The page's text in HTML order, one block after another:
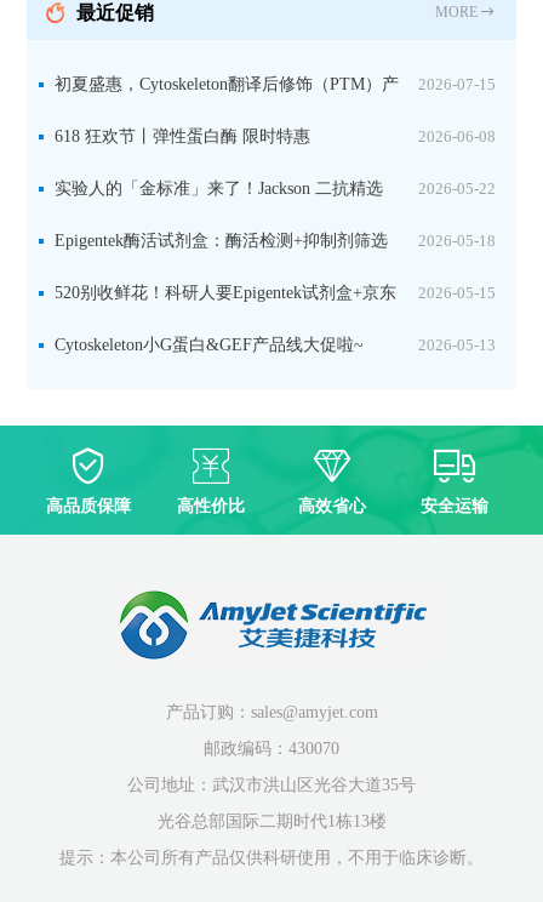
最近促销 MORE
2026-07-15
初夏盛惠，Cytoskeleton翻译后修饰（PTM）产
品线放价啦！ 2026-06-08
618 狂欢节丨弹性蛋白酶 限时特惠
2026-05-22
实验人的「金标准」来了！Jackson 二抗精选
限时一口价，手慢无！ 2026-05-18
Epigentek酶活试剂盒：酶活检测+抑制剂筛选
双赋能，下单即赠京东卡 2026-05-15
520别收鲜花！科研人要Epigentek试剂盒+京东
卡！ 2026-05-13
Cytoskeleton小G蛋白&GEF产品线大促啦~
高品质保障 高性价比 高效省心 安全运输
产品订购：sales@amyjet.com
邮政编码：430070
公司地址：武汉市洪山区光谷大道35号
光谷总部国际二期时代1栋13楼
提示：本公司所有产品仅供科研使用，不用于临床诊断。